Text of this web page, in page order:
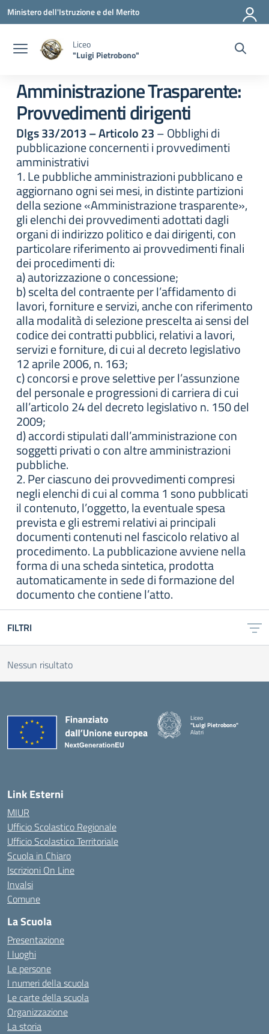
Vai ai contenuti
Vai al menu di navigazione
Vai al footer
Ministero dell'Istruzione e del Merito
Liceo
"Luigi Pietrobono"
Amministrazione Trasparente:
Provvedimenti dirigenti
Dlgs 33/2013 – Articolo 23– Obblighi di
pubblicazione concernenti i provvedimenti
amministrativi
1. Le pubbliche amministrazioni pubblicano e
aggiornano ogni sei mesi, in distinte partizioni
della sezione «Amministrazione trasparente»,
gli elenchi dei provvedimenti adottati dagli
organi di indirizzo politico e dai dirigenti, con
particolare riferimento ai provvedimenti finali
dei procedimenti di:
a) autorizzazione o concessione;
b) scelta del contraente per l’affidamento di
lavori, forniture e servizi, anche con riferimento
alla modalità di selezione prescelta ai sensi del
codice dei contratti pubblici, relativi a lavori,
servizi e forniture, di cui al decreto legislativo
12 aprile 2006, n. 163;
c) concorsi e prove selettive per l’assunzione
del personale e progressioni di carriera di cui
all’articolo 24 del decreto legislativo n. 150 del
2009;
d) accordi stipulati dall’amministrazione con
soggetti privati o con altre amministrazioni
pubbliche.
2. Per ciascuno dei provvedimenti compresi
negli elenchi di cui al comma 1 sono pubblicati
il contenuto, l’oggetto, la eventuale spesa
prevista e gli estremi relativi ai principali
documenti contenuti nel fascicolo relativo al
procedimento. La pubblicazione avviene nella
forma di una scheda sintetica, prodotta
automaticamente in sede di formazione del
documento che contiene l’atto.
FILTRI
Nessun risultato
Liceo
"Luigi Pietrobono"
Alatri
Link Esterni
MIUR
Ufficio Scolastico Regionale
Ufficio Scolastico Territoriale
Scuola in Chiaro
Iscrizioni On Line
Invalsi
Comune
La Scuola
Presentazione
I luoghi
Le persone
I numeri della scuola
Le carte della scuola
Organizzazione
La storia